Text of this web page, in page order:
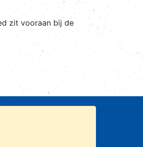
zit vooraan bij de